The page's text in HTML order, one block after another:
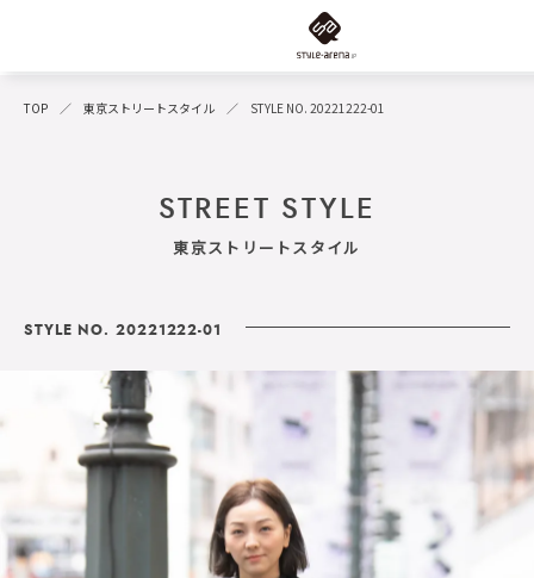
TOP 東京ストリートスタイル STYLE NO. 20221222-01
STREET STYLE
東京ストリートスタイル
STYLE NO. 20221222-01